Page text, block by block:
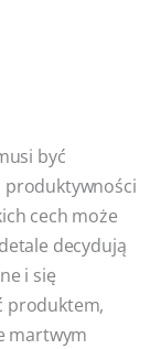
być
produktywności
cech może
decydują
i się
produktem,
martwym